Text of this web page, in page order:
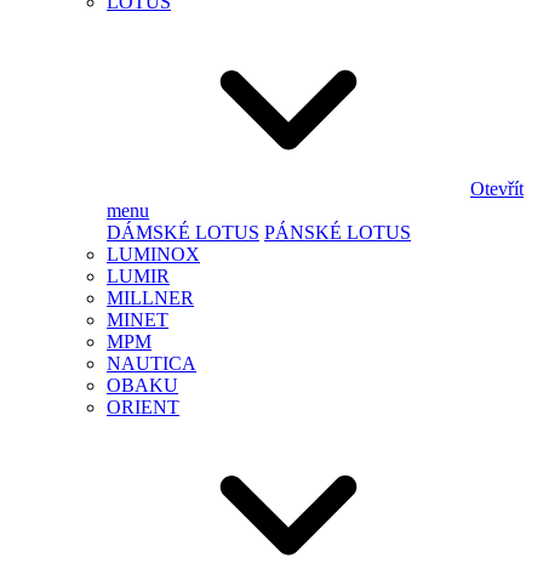
Otevřít
menu
DÁMSKÉ LOTUS PÁNSKÉ LOTUS
LUMINOX
LUMIR
MILLNER
MINET
MPM
NAUTICA
OBAKU
ORIENT